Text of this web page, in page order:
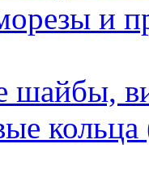
и
шайбы,